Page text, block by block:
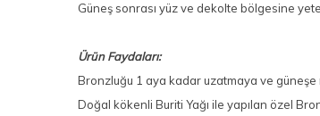
Güneş sonrası yüz ve dekolte bölgesine
Ürün Faydaları:
Bronzluğu 1 aya kadar uzatmaya ve güneşe
Doğal kökenli Buriti Yağı ile yapılan özel